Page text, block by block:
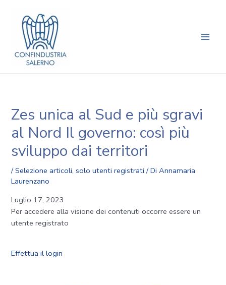
contenuto
Zes unica al Sud e più sgravi
al Nord Il governo: così più
sviluppo dai territori
/Selezione articoli,solo utenti registrati / DiAnnamaria
Laurenzano
Luglio 17, 2023
Per accedere alla visione dei contenuti occorre essere un
utente registrato
Effettua il login
articoli